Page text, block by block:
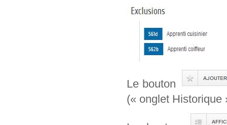
Le bouton
(« onglet Historique